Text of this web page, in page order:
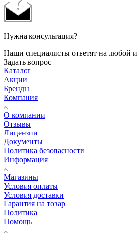
Нужна консультация?
Наши специалисты ответят на любой
Задать вопрос
Каталог
Акции
Бренды
Компания
О компании
Отзывы
Лицензии
Документы
Политика безопасности
Информация
Магазины
Условия оплаты
Условия доставки
Гарантия на товар
Политика
Помощь